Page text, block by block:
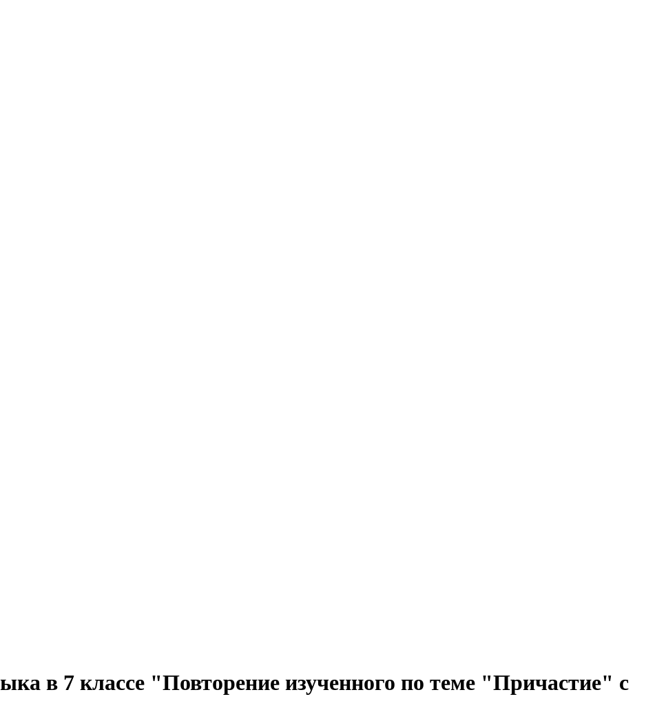
в 7 классе "Повторение изученного по теме "Причастие" с